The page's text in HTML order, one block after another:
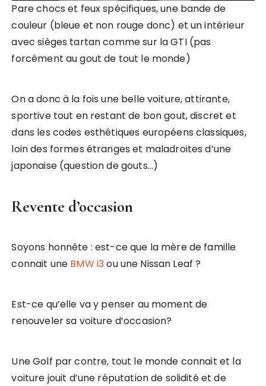
Pare chocs et feux spécifiques, une bande de
couleur (bleue et non rouge donc) et un intérieur
avec sièges tartan comme sur la GTI (pas
forcément au gout de tout le monde)
On a donc à la fois une belle voiture, attirante,
sportive tout en restant de bon gout, discret et
dans les codes esthétiques européens classiques,
loin des formes étranges et maladroites d’une
japonaise (question de gouts…)
Revente d’occasion
Soyons honnête : est-ce que la mère de famille
connait une BMW i3ou une Nissan Leaf ?
Est-ce qu’elle va y penser au moment de
renouveler sa voiture d’occasion?
Une Golf par contre, tout le monde connait et la
voiture jouit d’une réputation de solidité et de